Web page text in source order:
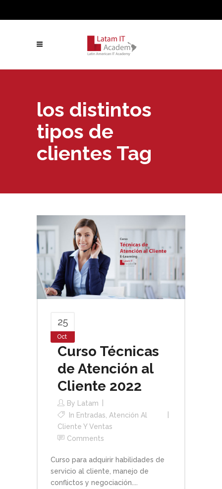
los distintos
tipos de
clientes Tag
25
Oct
Curso Técnicas
de Atención al
Cliente 2022
By
Latam
In Entradas Atención Al
Cliente Y Ventas
Comments
Curso para adquirir habilidades de
servicio al cliente, manejo de
conflictos y negociación....